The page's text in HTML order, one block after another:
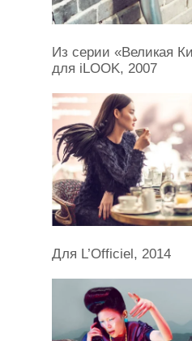
Из серии «Великая
для iLOOK, 2007
Для L’Officiel, 2014